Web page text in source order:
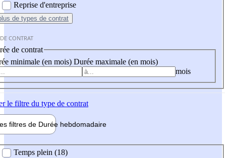
Reprise d'entreprise
de types de contrat
CONTRAT
de contrat
minimale (en mois) Durée maximale (en mois)
mois
le filtre du type de contrat
filtres de Durée hebdomadaire
Temps plein (18)